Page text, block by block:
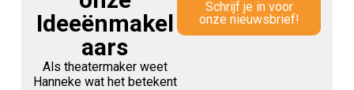
Ideeënmakel
aars
Als theatermaker weet
Hanneke wat het betekent
Schrijf je in voor
onze nieuwsbrief!